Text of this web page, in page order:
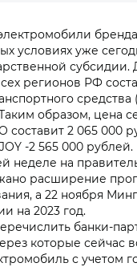
бренда
условиях уже
субсидии.
регионов РФ
образом, цена
составит 2 065 000
-2 565 000 рублей.
неделе на
расширение
а 22 ноября
на 2023 год.
банки-
которые сейчас
с учетом